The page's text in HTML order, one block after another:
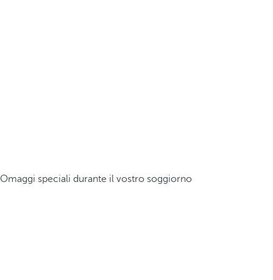
Omaggi speciali durante il vostro soggiorno